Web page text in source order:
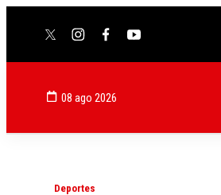
twitterinstagram
facebookyoutube
08 ago 2026
Deportes